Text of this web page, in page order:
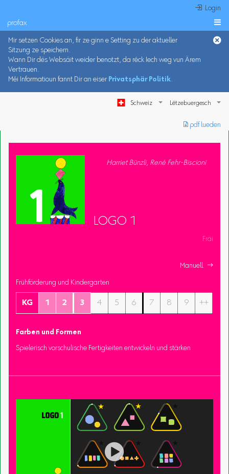
 Login
profax 
Mir setzen Cookies an, fir ze ginn e Setting zu der aktueller
Sitzung ze speichern.
Wann Dir dës Websäit weider benotzt, da réck Iech weg vun Ärem
Vertrauen.
Méi Informatioun fannt Dir an eiser Privatsphär Politik.
Schweiz
︎ pdf lueden
Harriet Bünzli, René Fehr-Biscioni
LOGO 1
Fräi
Manuell 
Frühförderung und Kindergarten
KG 1 2 3 4 5 6 7 8 9 ++
Farben und Formen
Spielerisch vorschulische Fertigkeiten entwickeln und stärken
